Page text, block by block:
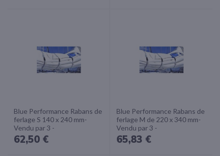
Blue Performance Rabans de
ferlage S 140 x 240 mm-
Vendu par 3 -
62,50 €
Blue Performance Rabans de
ferlage M de 220 x 340 mm-
Vendu par 3 -
65,83 €